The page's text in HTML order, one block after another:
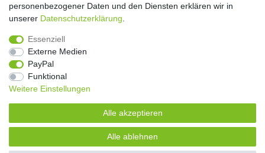
personenbezogener Daten und den Diensten erklären wir in
unserer Daten­schutz­erklärung
Essenziell
Externe Medien
PayPal
Funktional
Weitere Einstellungen
Alle akzeptieren
Alle ablehnen
Copyright 2016 | Dekushop.de | Alle Rechte vorbehalten. |
Angebote gelten nur für Industrie, Handel, Handwerk und
Widerrufs­recht
Daten­schutz­erklärung AGB Kontakt